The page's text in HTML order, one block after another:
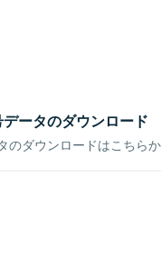
ータのダウンロード
のダウンロードはこちら